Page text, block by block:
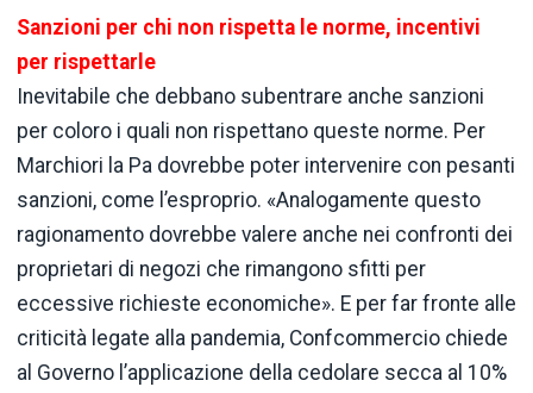
Sanzioni per chi non rispetta le norme, incentivi
per rispettarle
Inevitabile che debbano subentrare anche sanzioni
per coloro i quali non rispettano queste norme. Per
Marchiori la Pa dovrebbe poter intervenire con pesanti
sanzioni, come l’esproprio. «Analogamente questo
ragionamento dovrebbe valere anche nei confronti dei
proprietari di negozi che rimangono sfitti per
eccessive richieste economiche». E per far fronte alle
criticità legate alla pandemia, Confcommercio chiede
al Governo l’applicazione della cedolare secca al 10%